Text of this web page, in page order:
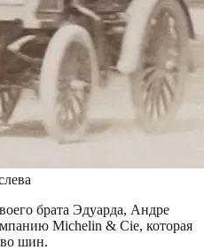
брата Эдуарда, Андре
Michelin & Cie, которая
шин.